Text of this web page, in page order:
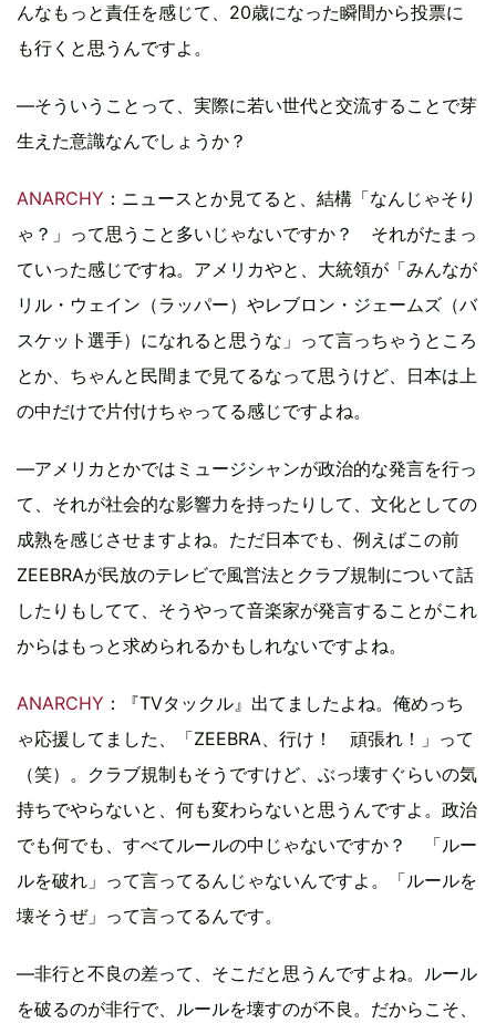
んなもっと責任を感じて、20歳になった瞬間から投票に
も行くと思うんですよ。
―そういうことって、実際に若い世代と交流することで芽
生えた意識なんでしょうか？
ANARCHY ：ニュースとか見てると、結構「なんじゃそり
ゃ？」って思うこと多いじゃないですか？ それがたまっ
ていった感じですね。アメリカやと、大統領が「みんなが
リル・ウェイン（ラッパー）やレブロン・ジェームズ（バ
スケット選手）になれると思うな」って言っちゃうところ
とか、ちゃんと民間まで見てるなって思うけど、日本は上
の中だけで片付けちゃってる感じですよね。
―アメリカとかではミュージシャンが政治的な発言を行っ
て、それが社会的な影響力を持ったりして、文化としての
成熟を感じさせますよね。ただ日本でも、例えばこの前
ZEEBRAが民放のテレビで風営法とクラブ規制について話
したりもしてて、そうやって音楽家が発言することがこれ
からはもっと求められるかもしれないですよね。
ANARCHY ：『TVタックル』出てましたよね。俺めっち
ゃ応援してました、「ZEEBRA、行け！ 頑張れ！」って
（笑）。クラブ規制もそうですけど、ぶっ壊すぐらいの気
持ちでやらないと、何も変わらないと思うんですよ。政治
でも何でも、すべてルールの中じゃないですか？ 「ルー
ルを破れ」って言ってるんじゃないんですよ。「ルールを
壊そうぜ」って言ってるんです。
―非行と不良の差って、そこだと思うんですよね。ルール
を破るのが非行で、ルールを壊すのが不良。だからこそ、